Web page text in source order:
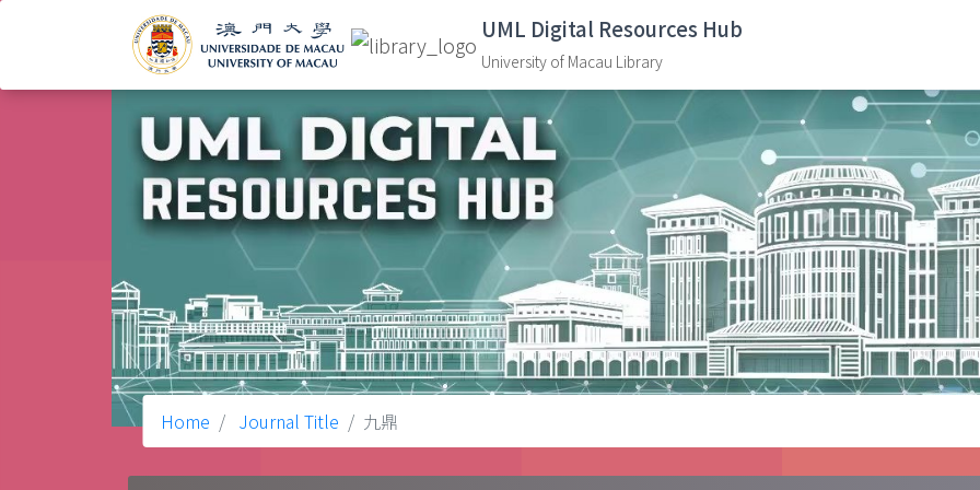
UML Digital Resources Hub
University of Macau Library
Home Journal Title 九鼎